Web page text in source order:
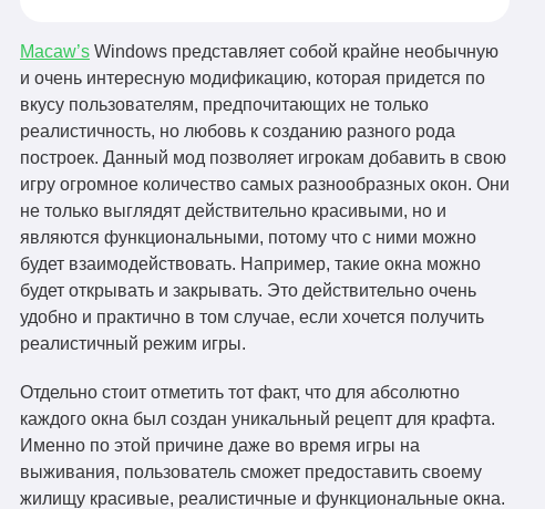
mcw-mcwwindows-2.4.2-
mc1.21.9fabric.jar
1.21.9 Скачать
mcw-mcwwindows-2.4.2-
mc1.21.8fabric.jar
1.21.8 Скачать
mcw-mcwwindows-2.4.2-
mc1.21.7fabric.jar
1.21.7 Скачать
mcw-mcwwindows-2.4.2-
mc1.21.6fabric.jar
1.21.6 Скачать
mcw-mcwwindows-2.4.2-
mc1.21.5fabric.jar
mcw-mcwwindows-2.4.2-
mc1.21.4fabric.jar
1.21.4 Скачать
mcw-mcwwindows-2.4.2-
mc1.21.3fabric.jar
1.21.3 Скачать
Macaw’s Windows представляет собой крайне необычную
и очень интересную модификацию, которая придется по
вкусу пользователям, предпочитающих не только
реалистичность, но любовь к созданию разного рода
построек. Данный мод позволяет игрокам добавить в свою
игру огромное количество самых разнообразных окон. Они
не только выглядят действительно красивыми, но и
являются функциональными, потому что с ними можно
будет взаимодействовать. Например, такие окна можно
будет открывать и закрывать. Это действительно очень
удобно и практично в том случае, если хочется получить
реалистичный режим игры.
Отдельно стоит отметить тот факт, что для абсолютно
каждого окна был создан уникальный рецепт для крафта.
Именно по этой причине даже во время игры на
выживания, пользователь сможет предоставить своему
жилищу красивые, реалистичные и функциональные окна.